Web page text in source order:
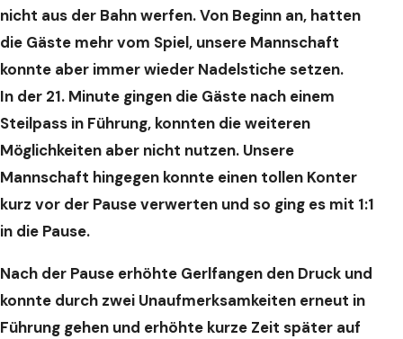
nicht aus der Bahn werfen. Von Beginn an, hatten
die Gäste mehr vom Spiel, unsere Mannschaft
konnte aber immer wieder Nadelstiche setzen.
In der 21. Minute gingen die Gäste nach einem
Steilpass in Führung, konnten die weiteren
Möglichkeiten aber nicht nutzen. Unsere
Mannschaft hingegen konnte einen tollen Konter
kurz vor der Pause verwerten und so ging es mit 1:1
in die Pause.
Nach der Pause erhöhte Gerlfangen den Druck und
konnte durch zwei Unaufmerksamkeiten erneut in
Führung gehen und erhöhte kurze Zeit später auf